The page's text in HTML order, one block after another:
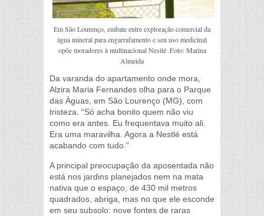
Em São Lourenço, embate entre exploração comercial da
água mineral para engarrafamento e seu uso medicinal
opõe moradores à multinacional Nestlé .Foto: Marina
Almeida
Da varanda do apartamento onde mora,
Alzira Maria Fernandes olha para o Parque
das Águas, em São Lourenço (MG), com
tristeza. “Só acha bonito quem não viu
como era antes. Eu frequentava muito ali.
Era uma maravilha. Agora a Nestlé está
acabando com tudo.”
A principal preocupação da aposentada não
está nos jardins planejados nem na mata
nativa que o espaço, de 430 mil metros
quadrados, abriga, mas no que ele esconde
em seu subsolo: nove fontes de raras